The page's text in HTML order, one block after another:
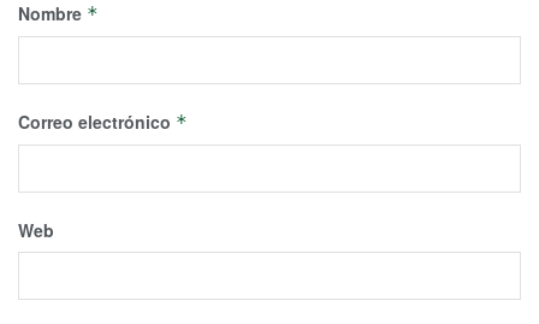
Nombre *
Correo electrónico *
Web